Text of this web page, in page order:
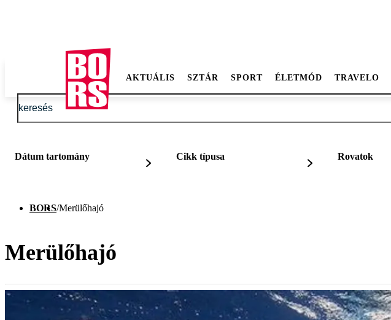
AKTUÁLIS SZTÁR SPORT ÉLETMÓD TRAVELO
Dátum tartomány Cikk típusa Rovatok
BORS/Merülőhajó
Merülőhajó